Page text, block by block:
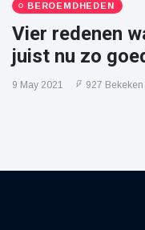
BEROEMDHEDEN
Vier redenen
juist nu zo
9 May 2021 927 Bekeken